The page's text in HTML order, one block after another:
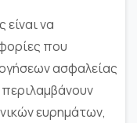
να
που
ασφαλείας
ευρημάτων,